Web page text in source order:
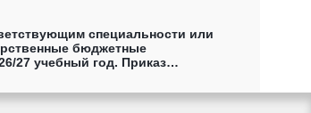
специальности или
бюджетные
27 учебный год. Приказ
на обучение, в том числе на
Министерству юстиции